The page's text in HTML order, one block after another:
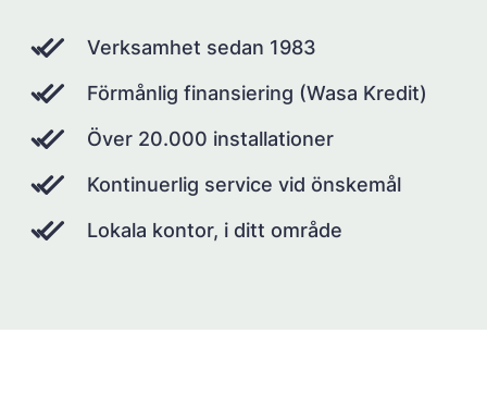
Verksamhet sedan 1983
Förmånlig finansiering (Wasa Kredit)
Över 20.000 installationer
Kontinuerlig service vid önskemål
Lokala kontor, i ditt område